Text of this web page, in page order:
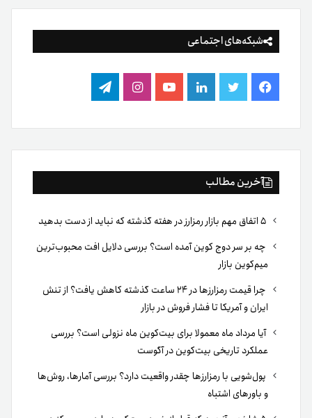
شبکه‌های اجتماعی
فیس
بوک
توییتر لینکدینیوتیوباینستاگرام
تلگرام
آخرین مطالب
چه بر سر دوج کوین آمده است؟ بررسی دلایل افت محبوب‌ترین
میم‌کوین بازار
چرا قیمت رمزارزها در ۲۴ ساعت گذشته کاهش یافت؟ از تنش
ایران و آمریکا تا فشار فروش در بازار
آیا مرداد ماه معمولا برای بیت‌کوین ماه نزولی است؟ بررسی
عملکرد تاریخی بیت‌کوین در آگوست
پول‌شویی با رمزارزها چقدر واقعیت دارد؟ بررسی آمارها، روش‌ها
و باورهای اشتباه